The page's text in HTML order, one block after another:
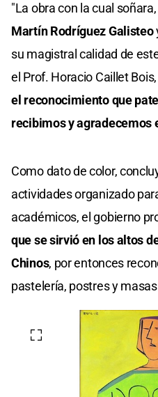
"La obra con la cual
Martín Rodríguez Galisteo
su magistral calidad de
el Prof. Horacio Caillet
el reconocimiento que
recibimos y agradecemos
Como dato de color,
actividades organizado
académicos, el gobierno
que se sirvió en los altos
Chinos, por entonces
pastelería, postres y